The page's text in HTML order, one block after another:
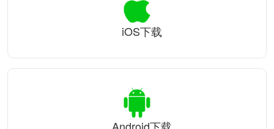
iOS下载
Android下载